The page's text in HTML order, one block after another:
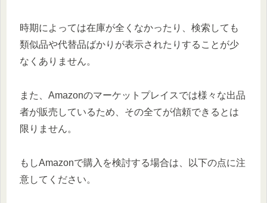
時期によっては在庫が全くなかったり、検索しても
類似品や代替品ばかりが表示されたりすることが少
なくありません。
また、Amazonのマーケットプレイスでは様々な出品
者が販売しているため、その全てが信頼できるとは
限りません。
もしAmazonで購入を検討する場合は、以下の点に注
意してください。